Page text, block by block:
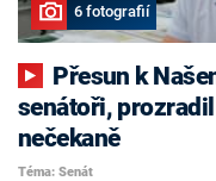
6 fotografií
senátoři,
nečekaně
Téma: Senát